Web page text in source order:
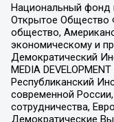
Национальный фонд
Открытое Общество
общество,
экономическому и
Демократический
MEDIA
Республиканский
современной
сотрудничества,
Демократические